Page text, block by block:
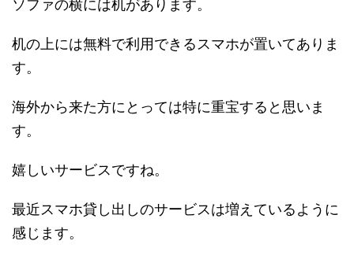
ソファの横には机があります。
机の上には無料で利用できるスマホが置いてありま
す。
海外から来た方にとっては特に重宝すると思いま
す。
嬉しいサービスですね。
最近スマホ貸し出しのサービスは増えているように
感じます。